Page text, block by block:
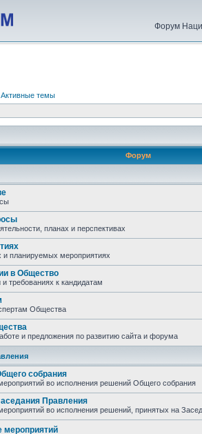
Форум
Активные темы
Форум
планах и перспективах
планируемых мероприятиях
в Общество
требованиях к кандидатам
Общества
и предложения по развитию сайта и форума
собрания
во исполнения решений Общего собрания
Правления
во исполнения решений, принятых на
мероприятий